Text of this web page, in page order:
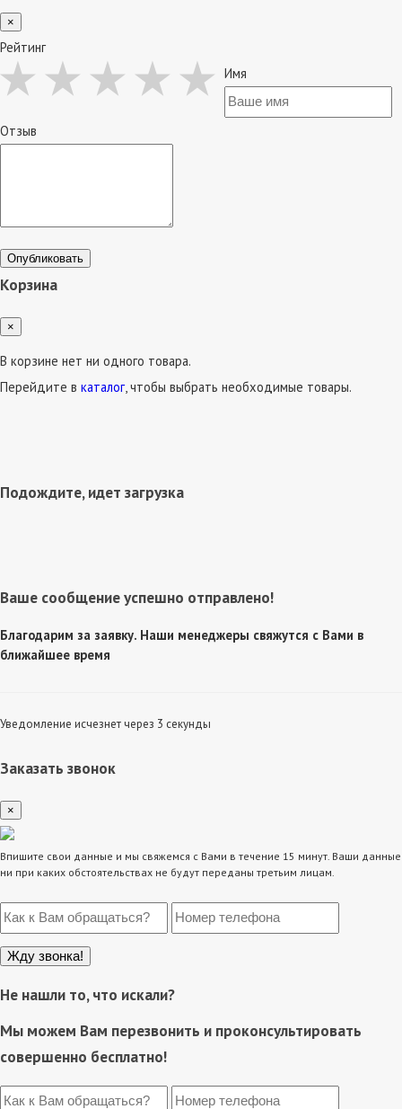
×
Рейтинг
Имя
Отзыв
Опубликовать
Корзина
×
В корзине нет ни одного товара.
Перейдите в каталог, чтобы выбрать необходимые товары.
Подождите, идет загрузка
Ваше сообщение успешно отправлено!
Благодарим за заявку. Наши менеджеры свяжутся с Вами в
ближайшее время
Уведомление исчезнет через 3 секунды
Заказать звонок
×
Впишите свои данные и мы свяжемся с Вами в течение 15 минут. Ваши данные
ни при каких обстоятельствах не будут переданы третьим лицам.
Не нашли то, что искали?
Мы можем Вам перезвонить и проконсультировать
совершенно бесплатно!